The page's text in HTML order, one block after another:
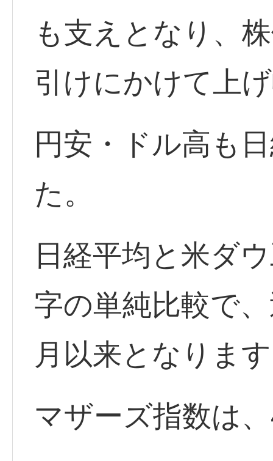
も支えとなり、
引けにかけて上
円安・ドル高も
た。
日経平均と米ダ
字の単純比較で
月以来となりま
マザーズ指数は